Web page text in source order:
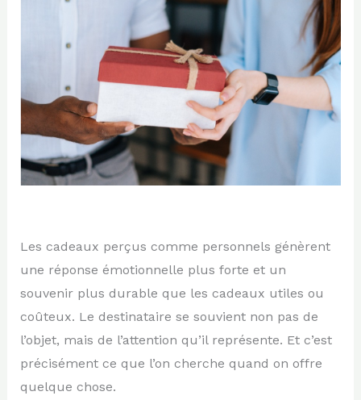
Les cadeaux perçus comme personnels génèrent
une réponse émotionnelle plus forte et un
souvenir plus durable que les cadeaux utiles ou
coûteux. Le destinataire se souvient non pas de
l’objet, mais de l’attention qu’il représente. Et c’est
précisément ce que l’on cherche quand on offre
quelque chose.